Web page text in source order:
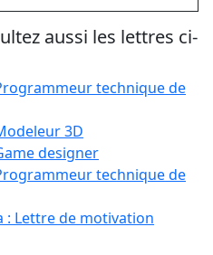
aussi les lettres ci-
technique de
3D
designer
technique de
: Lettre de motivation